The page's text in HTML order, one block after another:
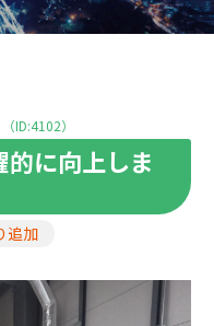
（ID:4102）
に向上しま
追加